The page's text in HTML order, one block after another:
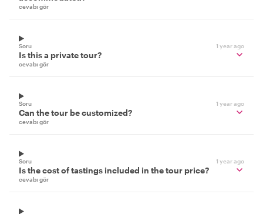
cevabı gör
Soru 1 year ago
Is this a private tour?
cevabı gör
Soru 1 year ago
Can the tour be customized?
cevabı gör
Soru 1 year ago
Is the cost of tastings included in the tour price?
cevabı gör